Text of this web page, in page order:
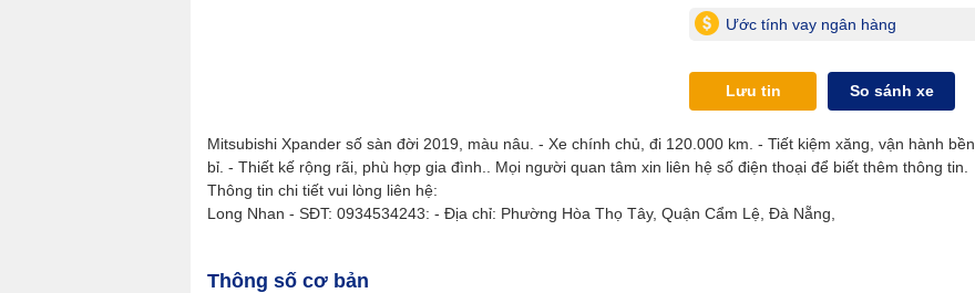
Ước tính vay ngân hàng
Lưu tin So sánh xe
Mitsubishi Xpander số sàn đời 2019, màu nâu. - Xe chính chủ, đi 120.000 km. - Tiết kiệm xăng, vận hành bền
bỉ. - Thiết kế rộng rãi, phù hợp gia đình.. Mọi người quan tâm xin liên hệ số điện thoại để biết thêm thông tin.
Thông tin chi tiết vui lòng liên hệ:
Long Nhan - SĐT: 0934534243: - Địa chỉ: Phường Hòa Thọ Tây, Quận Cẩm Lệ, Đà Nẵng,
Thông số cơ bản